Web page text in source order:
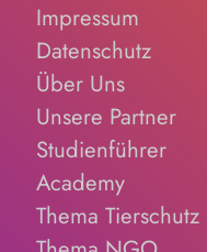
Impressum
Datenschutz
Über Uns
Unsere Partner
Studienführer
Academy
Thema Tierschutz